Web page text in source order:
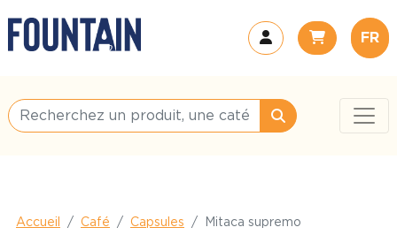
FR
Accueil Café Capsules Mitaca supremo